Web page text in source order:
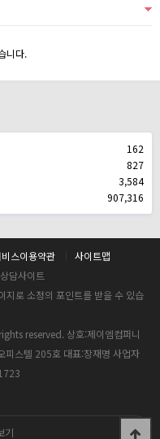
니다.
162
827
3,584
907,316
스이용약관
사이트맵
담사이트
지로 소정의 포인트를 받을 수 있습
reserved. 상호:제이엠컴퍼니
피스텔 205호 대표:장재명 사업자
기